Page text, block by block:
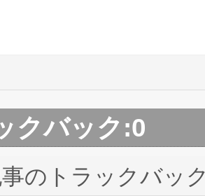
クバック:0
のトラックバッ